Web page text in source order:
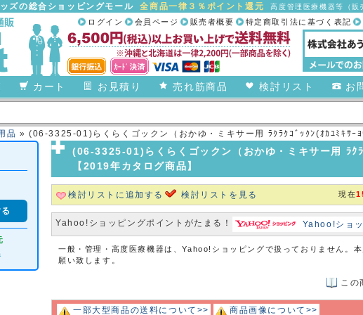
ズの総合ショッピングモール全商品一律３％ポイント還元 高度管理医療機器等（
特定商取引法に基づく表記
販売者概要
会員ページ
ログイン
カート お見積り 売れ筋商品 検討リスト お
品 » (06-3325-01)らくらくゴックン（おかゆ・ミキサー用 ﾗｸﾗｸｺﾞｯｸﾝ(ｵｶﾕﾐｷｻｰ
(06-3325-01)らくらくゴックン（おかゆ・ミキサー用 ﾗｸ
【2019年カタログ商品】
検討リストに追加する 検討リストを見る 現在
Yahoo!ショッピングポイントがたまる！ Yahoo!ショ
一般・管理・高度医療機器は、Yahoo!ショッピングで扱っておりません。
願い致します。
この
一部大型商品の送料について>> 商品画像について>>